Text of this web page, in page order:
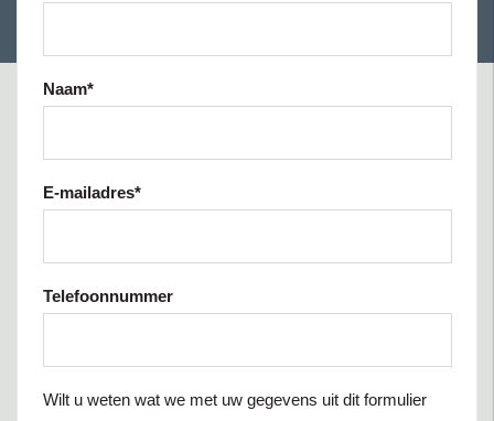
Naam*
E-mailadres*
Telefoonnummer
Wilt u weten wat we met uw gegevens uit dit formulier